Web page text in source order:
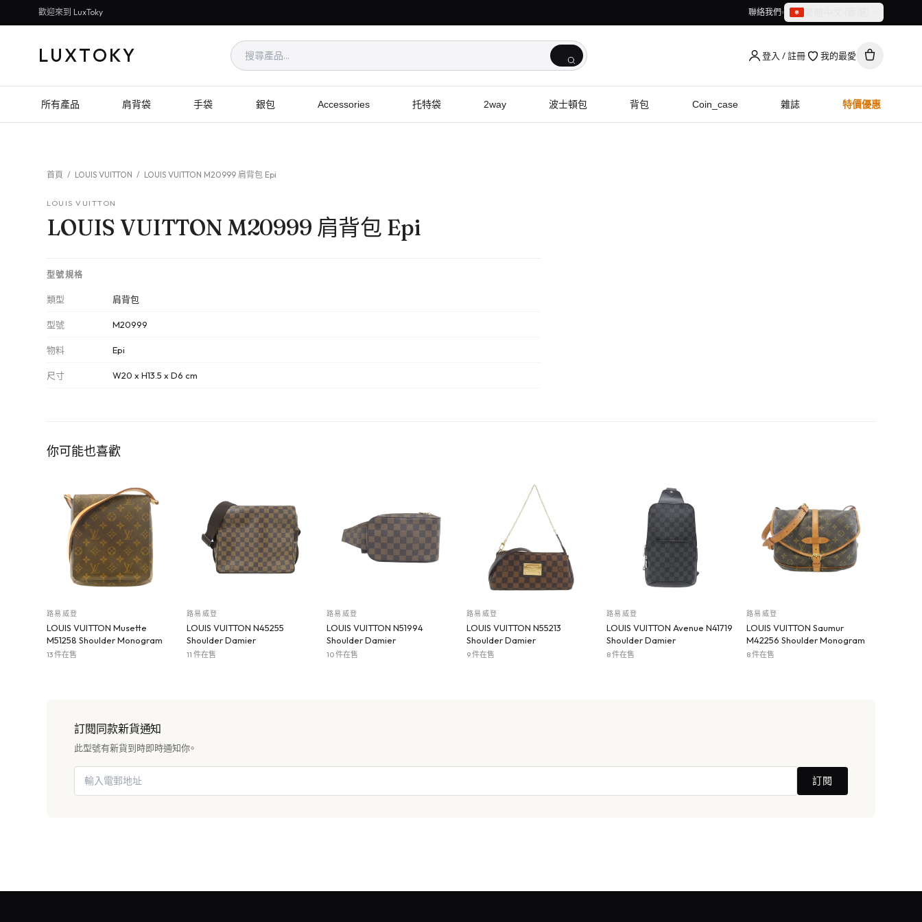
歡迎來到 LuxToky 聯絡我們
繁體中文（香港）
LUXTOKY 登入 / 註冊 我的最愛
所有產品 肩背袋 手袋 銀包 Accessories 托特袋 2way 波士頓包 背包 Coin_case 雜誌 特價優惠
首頁 / LOUIS VUITTON / LOUIS VUITTON M20999 肩背包 Epi
LOUIS VUITTON
LOUIS VUITTON M20999 肩背包 Epi
型號規格
類型 肩背包
型號 M20999
物料 Epi
尺寸 W20 x H13.5 x D6 cm
你可能也喜歡
路易威登
LOUIS VUITTON Musette
M51258 Shoulder Monogram
13 件在售
路易威登
LOUIS VUITTON N45255
Shoulder Damier
11 件在售
路易威登
LOUIS VUITTON N51994
Shoulder Damier
10 件在售
路易威登
LOUIS VUITTON N55213
Shoulder Damier
9 件在售
路易威登
LOUIS VUITTON Avenue N41719
Shoulder Damier
8 件在售
路易威登
LOUIS VUITTON Saumur
M42256 Shoulder Monogram
8 件在售
訂閱同款新貨通知
此型號有新貨到時即時通知你。
訂閱